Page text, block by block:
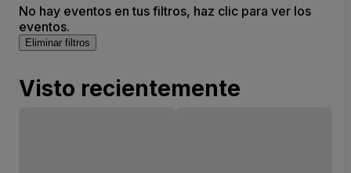
No hay eventos en tus filtros, haz clic para ver los
eventos.
Eliminar filtros
Visto recientemente